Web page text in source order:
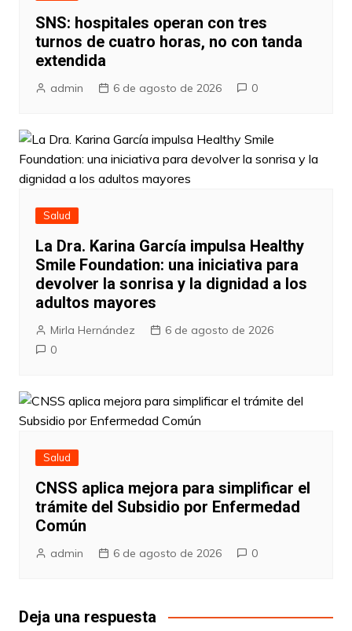
SNS: hospitales operan con tres
turnos de cuatro horas, no con tanda
extendida
admin 6 de agosto de 2026 0
Salud
La Dra. Karina García impulsa Healthy
Smile Foundation: una iniciativa para
devolver la sonrisa y la dignidad a los
adultos mayores
Mirla Hernández
6 de agosto de 2026
0
Salud
CNSS aplica mejora para simplificar el
trámite del Subsidio por Enfermedad
Común
admin 6 de agosto de 2026 0
Deja una respuesta